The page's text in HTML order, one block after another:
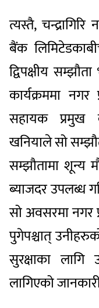
त्यस्तै,
बैंक
द्विपक्षीय
कार्यक्रममा
सहायक प्रमुख
खनियाले सो
सम्झौतामा शून्य
ब्याजदर उपलब्ध
सो अवसरमा नगर
पुगेपश्चात्
सुरक्षाका लागि
लागिएको